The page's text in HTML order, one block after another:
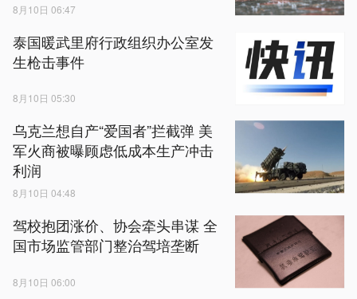
8月10日 06:47
泰国暖武里府行政组织办公室发
生枪击事件
8月10日 05:30
乌克兰想自产“爱国者”拦截弹 美
军火商被曝顾虑低成本生产冲击
利润
8月10日 04:48
驾校抱团涨价、协会牵头串谋 全
国市场监管部门整治驾培垄断
8月10日 06:00